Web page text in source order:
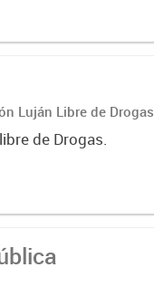
Luján Libre de Drogas
de Drogas.